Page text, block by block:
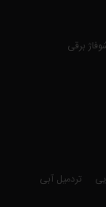
برقی
تردمیل آبی